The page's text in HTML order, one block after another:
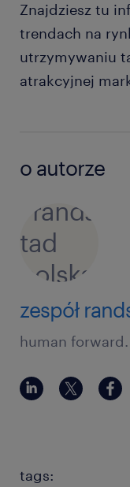
Znajdziesz tu
trendach na
utrzymywaniu
atrakcyjnej
o autorze
zespół
human forward.
tags: